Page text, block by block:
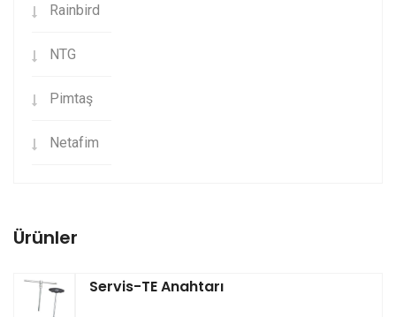
Rainbird
NTG
Pimtaş
Netafim
Ürünler
Servis-TE Anahtarı